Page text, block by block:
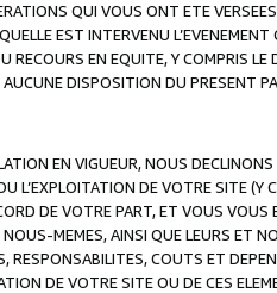
QUI VOUS ONT ETE
EST INTERVENU
RECOURS EN EQUITE, Y COMPRIS
DISPOSITION DU PRESENT
EN VIGUEUR, NOUS
L’EXPLOITATION DE VOTRE SITE
DE VOTRE PART, ET VOUS
MEMES, AINSI QUE LEURS ET
RESPONSABILITES, COUTS ET
DE VOTRE SITE OU DE CES